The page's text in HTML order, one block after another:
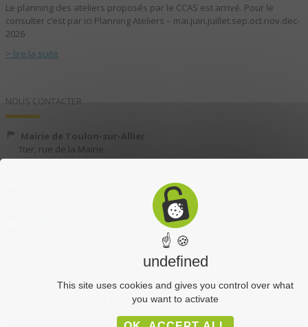
Le planning des ateliers proposés par le CCAS est arrivé. Pour le
consulter c’est par ici Planning Ateliers – mai.juin.juillet.sep.oct.nov.dec-
2026
> lire la suite
NOUS CONTACTER
Mairie de Toulon-sur-Allier
1ter, rue de la Mairie
03400 TOULON-SUR-ALLIER
accueil.mairie@toulon-sur-allier.fr
Mardi, jeudi et vendredi :
☝ 🍪
undefined
This site uses cookies and gives you control over what
you want to activate